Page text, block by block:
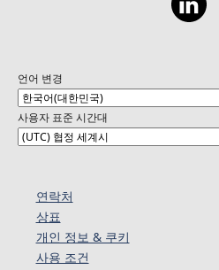
언어 변경
사용자 표준 시간대
연락처
상표
개인 정보 & 쿠키
사용 조건